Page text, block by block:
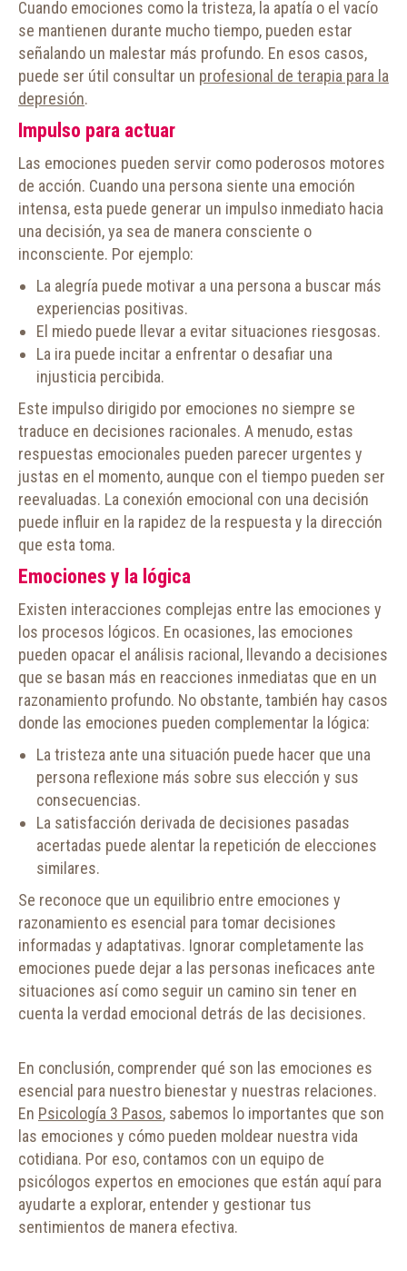
Cuando emociones como la tristeza, la apatía o el vacío
se mantienen durante mucho tiempo, pueden estar
señalando un malestar más profundo. En esos casos,
puede ser útil consultar un profesional de terapia para la
depresión.
Impulso para actuar
Las emociones pueden servir como poderosos motores
de acción. Cuando una persona siente una emoción
intensa, esta puede generar un impulso inmediato hacia
una decisión, ya sea de manera consciente o
inconsciente. Por ejemplo:
La alegría puede motivar a una persona a buscar más
experiencias positivas.
El miedo puede llevar a evitar situaciones riesgosas.
La ira puede incitar a enfrentar o desafiar una
injusticia percibida.
Este impulso dirigido por emociones no siempre se
traduce en decisiones racionales. A menudo, estas
respuestas emocionales pueden parecer urgentes y
justas en el momento, aunque con el tiempo pueden ser
reevaluadas. La conexión emocional con una decisión
puede influir en la rapidez de la respuesta y la dirección
que esta toma.
Emociones y la lógica
Existen interacciones complejas entre las emociones y
los procesos lógicos. En ocasiones, las emociones
pueden opacar el análisis racional, llevando a decisiones
que se basan más en reacciones inmediatas que en un
razonamiento profundo. No obstante, también hay casos
donde las emociones pueden complementar la lógica:
La tristeza ante una situación puede hacer que una
persona reflexione más sobre sus elección y sus
consecuencias.
La satisfacción derivada de decisiones pasadas
acertadas puede alentar la repetición de elecciones
similares.
Se reconoce que un equilibrio entre emociones y
razonamiento es esencial para tomar decisiones
informadas y adaptativas. Ignorar completamente las
emociones puede dejar a las personas ineficaces ante
situaciones así como seguir un camino sin tener en
cuenta la verdad emocional detrás de las decisiones.
En conclusión, comprender qué son las emociones es
esencial para nuestro bienestar y nuestras relaciones.
En Psicología 3 Pasos, sabemos lo importantes que son
las emociones y cómo pueden moldear nuestra vida
cotidiana. Por eso, contamos con un equipo de
psicólogos expertos en emociones que están aquí para
ayudarte a explorar, entender y gestionar tus
sentimientos de manera efectiva.